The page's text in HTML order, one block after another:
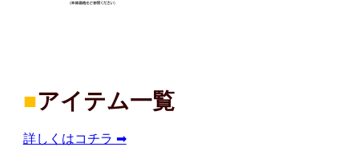
■アイテム一覧
詳しくはコチラ ➡